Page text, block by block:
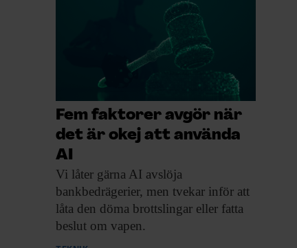
Fem faktorer avgör när
det är okej att använda
AI
Vi låter gärna AI avslöja
bankbedrägerier, men tvekar inför att
låta den döma brottslingar eller fatta
beslut om vapen.